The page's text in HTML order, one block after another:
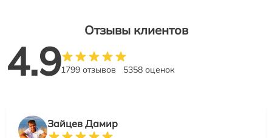
Отзывы клиентов
4.91799 отзывов 5358 оценок
Зайцев Дамир